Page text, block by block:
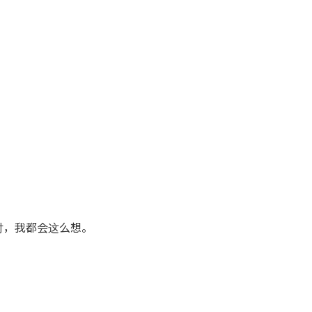
我都会这么想。